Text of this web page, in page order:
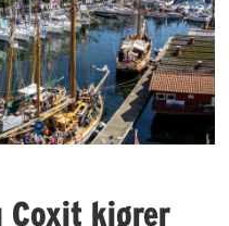
Coxit kjører